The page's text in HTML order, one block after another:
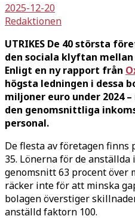
2025-12-20
Redaktionen
UTRIKES De 40 största
den sociala klyftan
Enligt en ny rapport från
högsta ledningen i dessa
miljoner euro under 2024
den genomsnittliga
personal.
De flesta av företagen finns
35. Lönerna för de
genomsnitt 63 procent över
räcker inte för att minska
bolagen överstiger
anställd faktorn 100.